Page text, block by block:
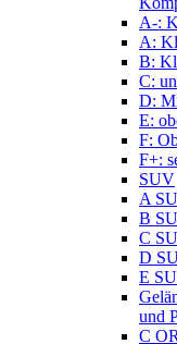
A-:
A:
B:
C:
D:
E:
F:
F+:
SUV
A
B
C
D
E
und
C